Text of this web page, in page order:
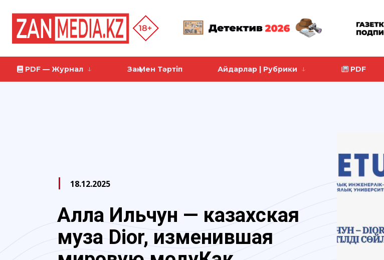
PDF — Журнал Заң Мен Тәртіп Айдарлар | Рубрики PDF
18.12.2025
Алла Ильчун — казахская
муза Dior, изменившая